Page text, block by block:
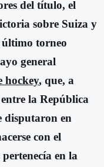
del título, el
sobre Suiza y
torneo
general
hockey, que, a
la República
disputaron en
con el
en la